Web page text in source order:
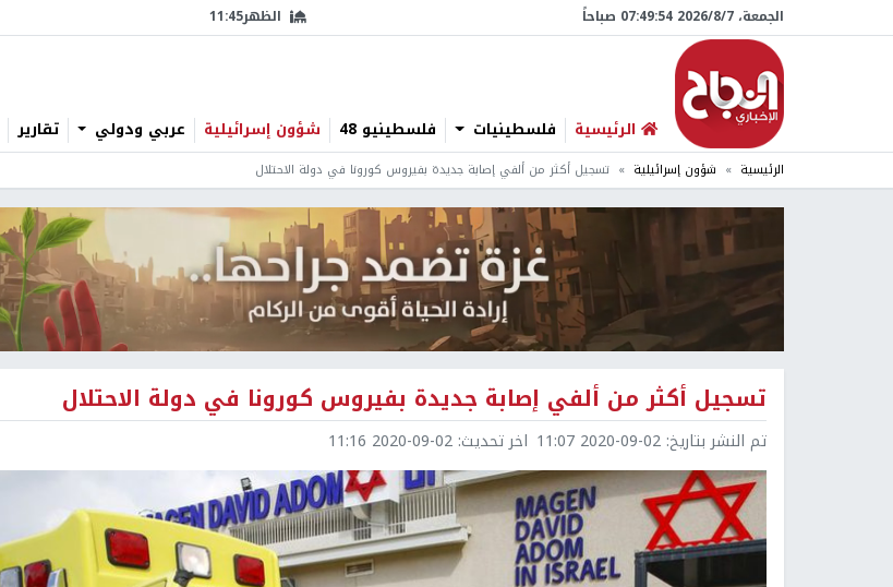
الجمعة، 7/‏8/‏2026 07:49:55 صباحاً الظهر11:45
الرئيسية فلسطينيات فلسطينيو 48 شؤون إسرائيلية عربي ودولي تقارير
الرئيسية شؤون إسرائيلية تسجيل أكثر من ألفي إصابة جديدة بفيروس كورونا في دولة الاحتلال
تسجيل أكثر من ألفي إصابة جديدة بفيروس كورونا في دولة الاحتلال
تم النشر بتاريخ: 2020-09-02 11:07 اخر تحديث: 2020-09-02 11:16